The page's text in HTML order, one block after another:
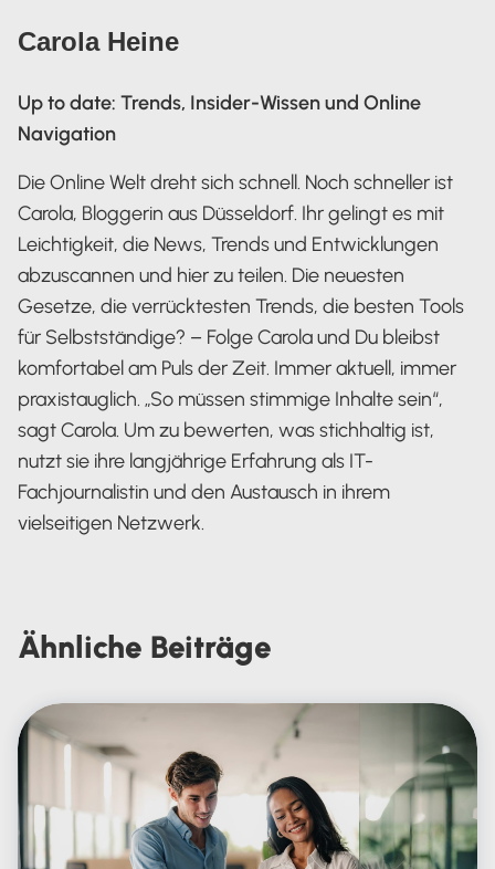
Carola Heine
Up to date: Trends, Insider-Wissen und Online
Navigation
Die Online Welt dreht sich schnell. Noch schneller ist
Carola, Bloggerin aus Düsseldorf. Ihr gelingt es mit
Leichtigkeit, die News, Trends und Entwicklungen
abzuscannen und hier zu teilen. Die neuesten
Gesetze, die verrücktesten Trends, die besten Tools
für Selbstständige? – Folge Carola und Du bleibst
komfortabel am Puls der Zeit. Immer aktuell, immer
praxistauglich. „So müssen stimmige Inhalte sein“,
sagt Carola. Um zu bewerten, was stichhaltig ist,
nutzt sie ihre langjährige Erfahrung als IT-
Fachjournalistin und den Austausch in ihrem
vielseitigen Netzwerk.
Ähnliche Beiträge